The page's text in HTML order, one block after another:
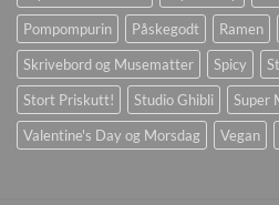
Pompompurin
Påskegodt Ramen
Skrivebord og Musematter
Spicy
Stort Priskutt!
Studio Ghibli Super
Valentine's Day og Morsdag
Vegan